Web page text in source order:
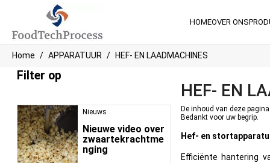
HOMEOVER ONS
Home APPARATUUR HEF- EN LAADMACHINES
Filter op
Nieuws
Nieuwe video over
zwaartekrachtme
nging
HEF- EN
De inhoud van deze
Bedankt voor uw begrip.
Hef- en
Efficiënte hantering